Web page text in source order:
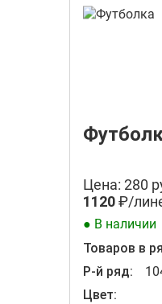
Цена: 280
1120₽/
● В наличии
Товаров в
Р-й ряд:
Цвет: